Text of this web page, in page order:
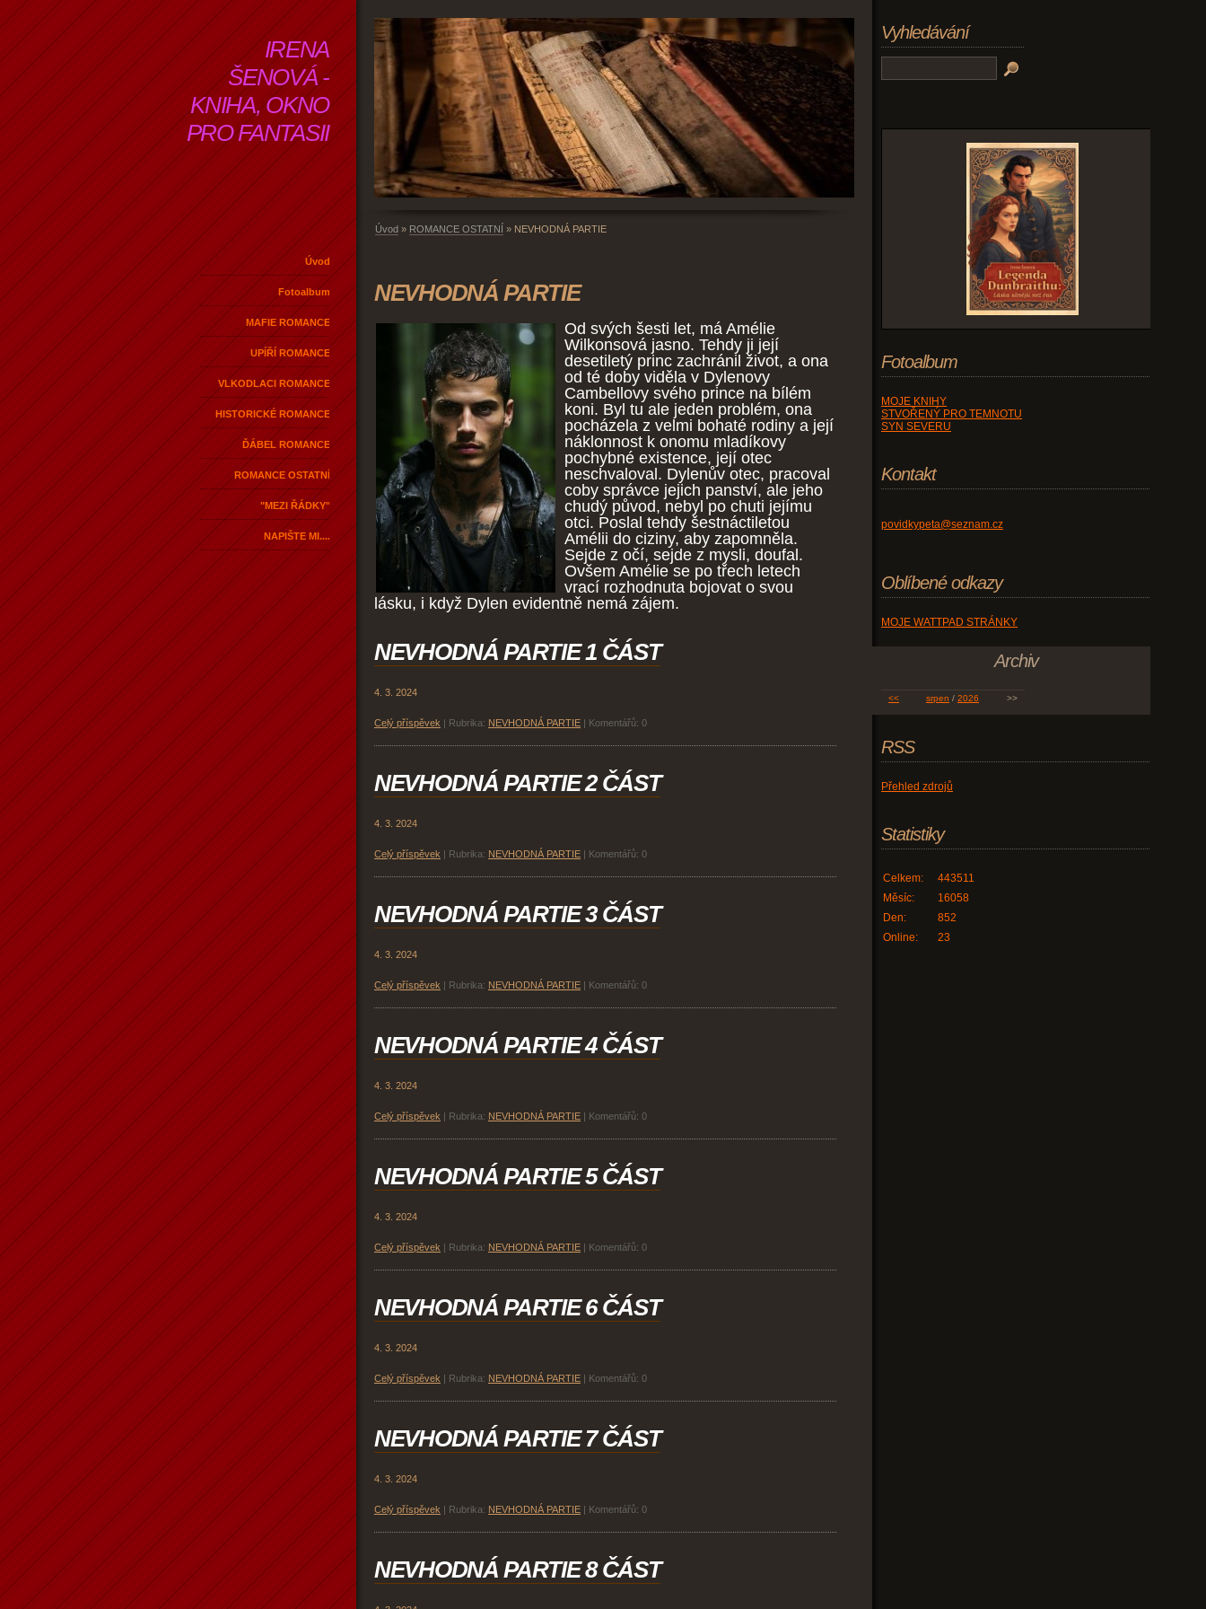
IRENA
ŠENOVÁ -
KNIHA, OKNO
PRO FANTASII
Úvod
Fotoalbum
MAFIE ROMANCE
UPÍŘÍ ROMANCE
VLKODLACI ROMANCE
HISTORICKÉ ROMANCE
ĎÁBEL ROMANCE
ROMANCE OSTATNÍ
"MEZI ŘÁDKY"
NAPIŠTE MI....
Úvod » ROMANCE OSTATNÍ » NEVHODNÁ PARTIE
NEVHODNÁ PARTIE
Od svých šesti let, má Amélie
Wilkonsová jasno. Tehdy ji její
desetiletý princ zachránil život, a ona
od té doby viděla v Dylenovy
Cambellovy svého prince na bílém
koni. Byl tu ale jeden problém, ona
pocházela z velmi bohaté rodiny a její
náklonnost k onomu mladíkovy
pochybné existence, její otec
neschvaloval. Dylenův otec, pracoval
coby správce jejich panství, ale jeho
chudý původ, nebyl po chuti jejímu
otci. Poslal tehdy šestnáctiletou
Amélii do ciziny, aby zapomněla.
Sejde z očí, sejde z mysli, doufal.
Ovšem Amélie se po třech letech
vrací rozhodnuta bojovat o svou
lásku, i když Dylen evidentně nemá zájem.
NEVHODNÁ PARTIE 1 ČÁST
4. 3. 2024
Celý příspěvek | Rubrika: NEVHODNÁ PARTIE | Komentářů: 0
NEVHODNÁ PARTIE 2 ČÁST
4. 3. 2024
Celý příspěvek | Rubrika: NEVHODNÁ PARTIE | Komentářů: 0
NEVHODNÁ PARTIE 3 ČÁST
4. 3. 2024
Celý příspěvek | Rubrika: NEVHODNÁ PARTIE | Komentářů: 0
NEVHODNÁ PARTIE 4 ČÁST
4. 3. 2024
Celý příspěvek | Rubrika: NEVHODNÁ PARTIE | Komentářů: 0
NEVHODNÁ PARTIE 5 ČÁST
4. 3. 2024
Celý příspěvek | Rubrika: NEVHODNÁ PARTIE | Komentářů: 0
NEVHODNÁ PARTIE 6 ČÁST
4. 3. 2024
Celý příspěvek | Rubrika: NEVHODNÁ PARTIE | Komentářů: 0
NEVHODNÁ PARTIE 7 ČÁST
4. 3. 2024
Celý příspěvek | Rubrika: NEVHODNÁ PARTIE | Komentářů: 0
NEVHODNÁ PARTIE 8 ČÁST
Vyhledávání
Fotoalbum
MOJE KNIHY
STVOŘENÝ PRO TEMNOTU
SYN SEVERU
Kontakt
povidkypeta@seznam.cz
Oblíbené odkazy
MOJE WATTPAD STRÁNKY
Archiv
<< srpen / 2026 >>
RSS
Přehled zdrojů
Statistiky
Online: 23
Celkem:
443511
Měsíc:
16058
Den:
852